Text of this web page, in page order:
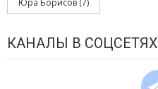
Юра Борисов (7)
КАНАЛЫ В СОЦСЕТЯХ